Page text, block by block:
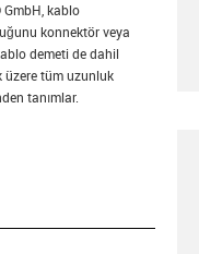
infokablo
konnektör veya
demeti de dahil
üzere tüm uzunluk
tanımlar.